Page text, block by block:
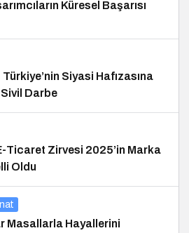
Küresel Başarısı
Siyasi Hafızasına
Sivil Darbe
Ticaret Zirvesi 2025’in Marka
Oldu
Masallarla Hayallerini